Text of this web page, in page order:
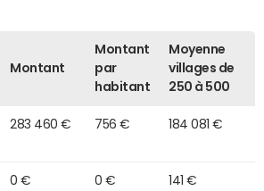
Montant
Montant
par
habitant
Moyenne
villages de
250 à 500
283 460 € 756 € 184 081 €
0 € 0 € 141 €